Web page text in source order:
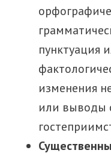
пунктуация
изменения
или выводы